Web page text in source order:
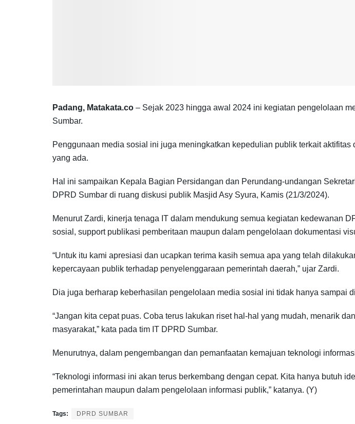
Padang, Matakata.co – Sejak 2023 hingga awal 2024 ini kegiatan pengelolaan
Sumbar.
Penggunaan media sosial ini juga meningkatkan kepedulian publik terkait
yang ada.
Hal ini sampaikan Kepala Bagian Persidangan dan Perundang-undangan
DPRD Sumbar di ruang diskusi publik Masjid Asy Syura, Kamis (21/3/2024).
Menurut Zardi, kinerja tenaga IT dalam mendukung semua kegiatan kedewanan
sosial, support publikasi pemberitaan maupun dalam pengelolaan dokumentasi
“Untuk itu kami apresiasi dan ucapkan terima kasih semua apa yang telah
kepercayaan publik terhadap penyelenggaraan pemerintah daerah,” ujar Zardi.
Dia juga berharap keberhasilan pengelolaan media sosial ini tidak hanya
“Jangan kita cepat puas. Coba terus lakukan riset hal-hal yang mudah, menarik
masyarakat,” kata pada tim IT DPRD Sumbar.
Menurutnya, dalam pengembangan dan pemanfaatan kemajuan teknologi
“Teknologi informasi ini akan terus berkembang dengan cepat. Kita hanya butuh
pemerintahan maupun dalam pengelolaan informasi publik,” katanya. (Y)
Tags: DPRD SUMBAR